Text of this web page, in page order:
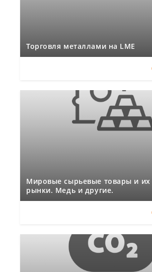
Торговля металлами на LME
Мировые сырьевые товары и их
рынки. Медь и другие.